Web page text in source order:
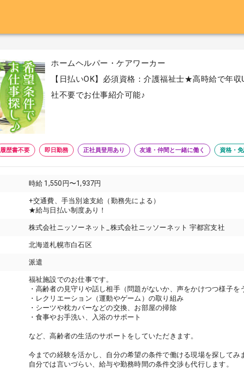
ホームヘルパー・ケアワーカー
【日払いOK】必須資格：介護福祉士★高時給で年
社不要でお仕事紹介可能♪
履歴書不要 即日勤務 正社員登用あり 友達・仲間と一緒に働く 資格・
時給 1,550円〜1,937円
+交通費、手当別途支給（勤務先による）
★給与日払い制度あり！
株式会社ニッソーネット_株式会社ニッソーネット 宇都宮支社
北海道札幌市白石区
派遣
福祉施設でのお仕事です。
・高齢者の見守りや話し相手（問題がないか、声をかけつつ様子を
・レクリエーション（運動やゲーム）の取り組み
・シーツや枕カバーなどの交換、お部屋の掃除
・食事やお手洗い、入浴のサポート
など、高齢者の生活のサポートをしていただきます。
今までの経験を活かし、自分の希望の条件で働ける現場を探してみ
自分では言いづらい、給与や勤務時間の条件交渉も代行します。